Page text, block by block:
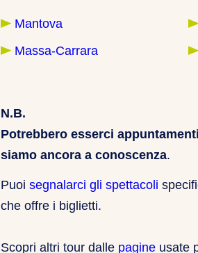
Mantova
Massa-Carrara
N.B.
Potrebbero esserci
siamo ancora a conoscenza.
Puoisegnalarci gli spettacoli
che offre i biglietti.
Scopri altri tour dalle pagine usate